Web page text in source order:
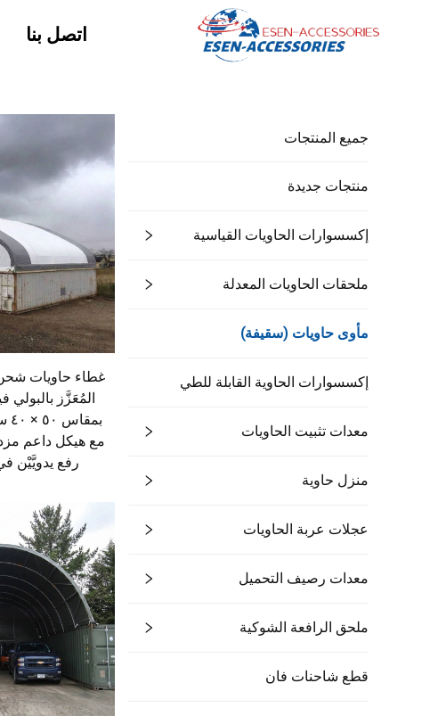
اتصل بنا
جميع المنتجات
منتجات جديدة
إكسسوارات الحاويات القياسية
ملحقات الحاويات المعدلة
مأوى حاويات (سقيفة)
إكسسوارات الحاوية القابلة للطي
معدات تثبيت الحاويات
منزل حاوية
عجلات عربة الحاويات
معدات رصيف التحميل
ملحق الرافعة الشوكية
قطع شاحنات فان
غطاء حاويات
مع هيكل داعم
رفع يدويَّيْن